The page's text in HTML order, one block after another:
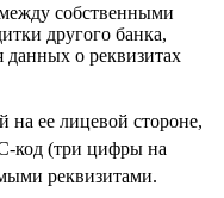
собственными
другого банка,
о реквизитах
на ее лицевой стороне,
код (три цифры на
реквизитами.